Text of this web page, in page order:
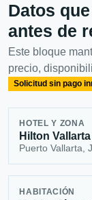
Datos
antes de
Este bloque
precio,
Solicitud sin pago
HOTEL Y ZONA
Hilton
Puerto Vallarta,
HABITACIÓN